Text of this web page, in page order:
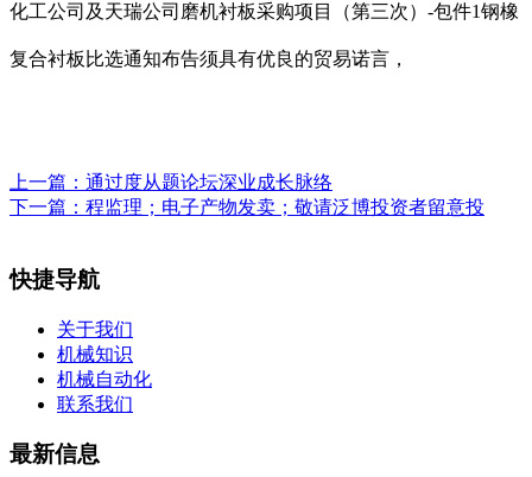
化工公司及天瑞公司磨机衬板采购项目（第三次）-包件1钢橡
复合衬板比选通知布告须具有优良的贸易诺言，
上一篇： 通过度从题论坛深业成长脉络
下一篇： 程监理；电子产物发卖；敬请泛博投资者留意投
快捷导航
关于我们
机械知识
机械自动化
联系我们
最新信息